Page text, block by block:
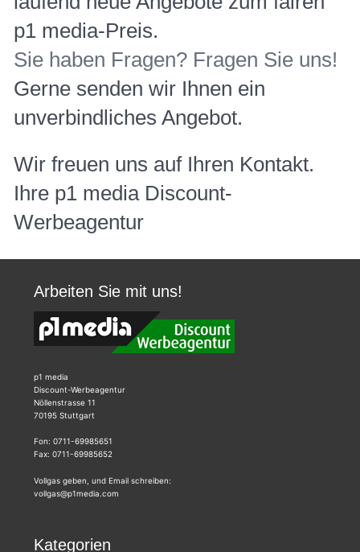
p1 media-Preis.
Sie haben Fragen? Fragen Sie uns!
Gerne senden wir Ihnen ein
unverbindliches Angebot.
Wir freuen uns auf Ihren Kontakt.
Ihre p1 media Discount-
Werbeagentur
Arbeiten Sie mit uns!
p1 media
Discount-Werbeagentur
Nöllenstrasse 11
70195 Stuttgart
Fon: 0711-69985651
Fax: 0711-69985652
Vollgas geben, und Email schreiben:
vollgas@p1media.com
Kategorien